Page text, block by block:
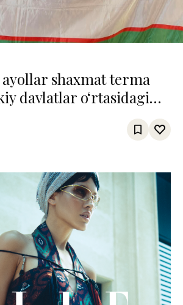
ayollar shaxmat terma
davlatlar o‘rtasidagi
uchinchi o‘rinni